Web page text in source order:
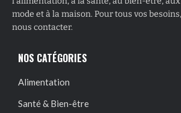
mode et à la maison. Pour tous vos
nous contacter.
NOS CATÉGORIES
Alimentation
Santé & Bien-être